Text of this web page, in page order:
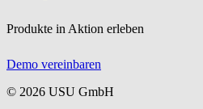
Produkte in Aktion erleben
Demo vereinbaren
© 2026 USU GmbH